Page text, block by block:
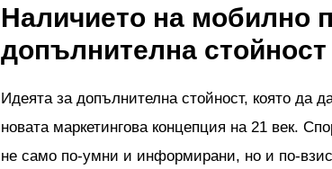
Наличието на мобилно
допълнителна
Идеята за допълнителна стойност, която да
новата маркетингова концепция на 21 век.
не само по-умни и информирани, но и по-